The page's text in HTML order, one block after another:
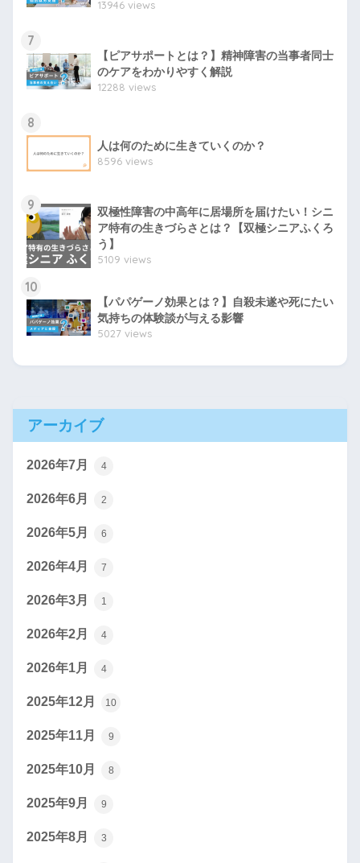
13946 views
7
【ピアサポートとは？】精神障害の当事者同士
のケアをわかりやすく解説
12288 views
8
人は何のために生きていくのか？
8596 views
9
双極性障害の中高年に居場所を届けたい！シニ
ア特有の生きづらさとは？【双極シニアふくろ
う】
5109 views
10
【パパゲーノ効果とは？】自殺未遂や死にたい
気持ちの体験談が与える影響
5027 views
アーカイブ
2026年7月 4
2026年6月 2
2026年5月 6
2026年4月 7
2026年3月 1
2026年2月 4
2026年1月 4
2025年12月 10
2025年11月 9
2025年10月 8
2025年9月 9
2025年8月 3